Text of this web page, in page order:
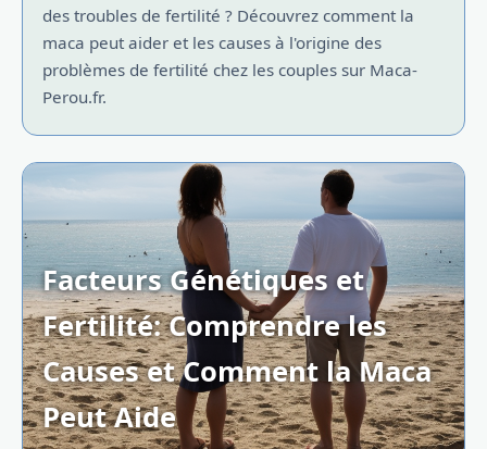
des troubles de fertilité ? Découvrez comment la
maca peut aider et les causes à l'origine des
problèmes de fertilité chez les couples sur Maca-
Perou.fr.
Facteurs Génétiques et
Fertilité: Comprendre les
Causes et Comment la Maca
Peut Aide